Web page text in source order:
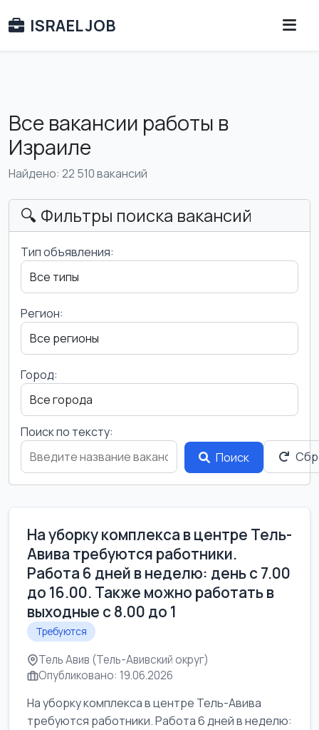
ISRAEL JOB
Все вакансии работы в
Израиле
Найдено: 22 510 вакансий
🔍 Фильтры поиска вакансий
Тип объявления:
Регион:
Город:
Поиск по тексту:
Поиск
На уборку комплекса в центре Тель-
Авива требуются работники.
Работа 6 дней в неделю: день с 7.00
до 16.00. Также можно работать в
выходные с 8.00 до 1
Требуются
Тель Авив (Тель-Авивский округ)
Опубликовано: 19.06.2026
На уборку комплекса в центре Тель-Авива
требуются работники. Работа 6 дней в неделю: